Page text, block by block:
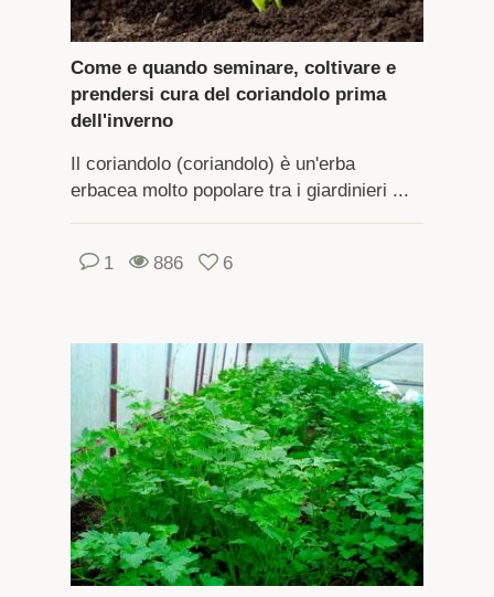
Come e quando seminare, coltivare e
prendersi cura del coriandolo prima
dell'inverno
Il coriandolo (coriandolo) è un'erba
erbacea molto popolare tra i giardinieri ...
1 886 6